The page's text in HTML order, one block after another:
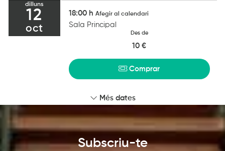
dilluns
12
oct
18:00 h Afegir al calendari
Sala Principal
Des de
10 €
Comprar
Més dates
Subscriu-te